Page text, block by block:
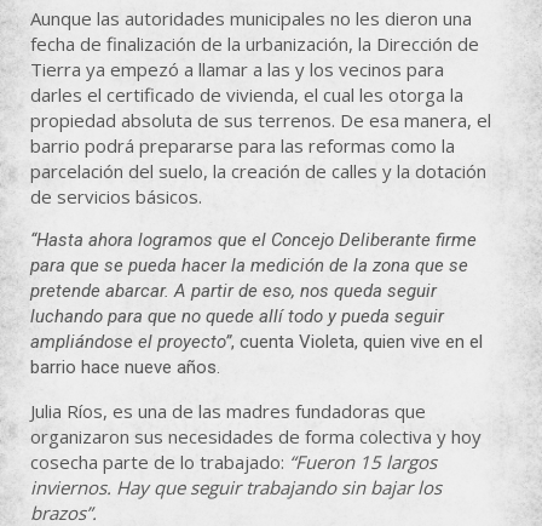
Aunque las autoridades municipales no les dieron una
fecha de finalización de la urbanización, la Dirección de
Tierra ya empezó a llamar a las y los vecinos para
darles el certificado de vivienda, el cual les otorga la
propiedad absoluta de sus terrenos. De esa manera, el
barrio podrá prepararse para las reformas como la
parcelación del suelo, la creación de calles y la dotación
de servicios básicos.
“Hasta ahora logramos que el Concejo Deliberante firme
para que se pueda hacer la medición de la zona que se
pretende abarcar. A partir de eso, nos queda seguir
luchando para que no quede allí todo y pueda seguir
ampliándose el proyecto”, cuenta Violeta, quien vive en el
barrio hace nueve años.
Julia Ríos, es una de las madres fundadoras que
organizaron sus necesidades de forma colectiva y hoy
cosecha parte de lo trabajado: “Fueron 15 largos
inviernos. Hay que seguir trabajando sin bajar los
brazos”.